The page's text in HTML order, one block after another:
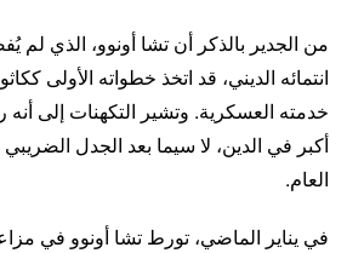
من الجدير بالذكر أن تشا أونوو، الذي
انتمائه الديني، قد اتخذ خطواته الأولى
خدمته العسكرية. وتشير التكهنات إلى أنه
أكبر في الدين، لا سيما بعد الجدل
العام.
في يناير الماضي، تورط تشا أونوو في